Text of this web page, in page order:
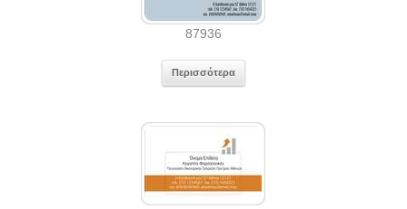
87936
Περισσότερα